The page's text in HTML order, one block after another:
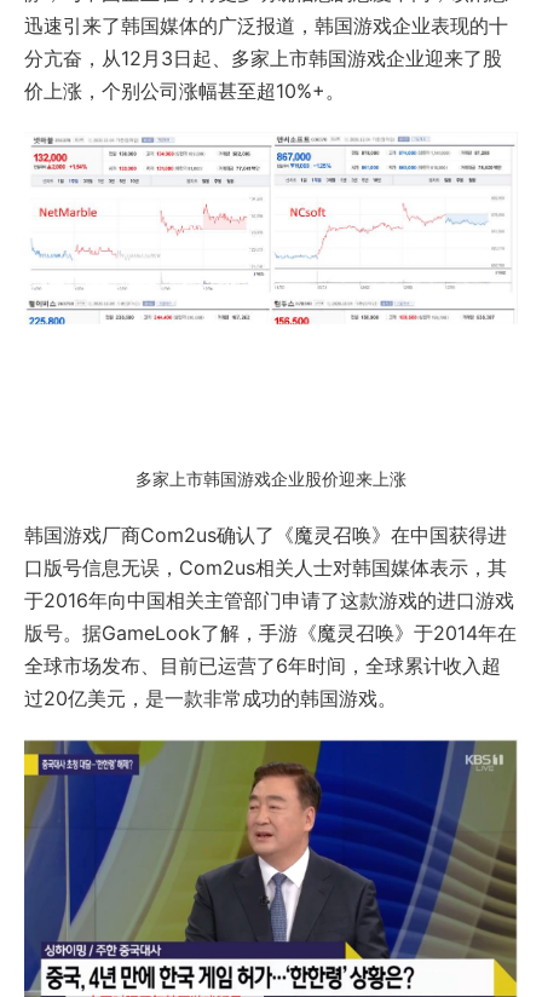
迅速引来了韩国媒体的广泛报道，韩国游戏企业表现的十
分亢奋，从12月3日起、多家上市韩国游戏企业迎来了股
价上涨，个别公司涨幅甚至超10%+。
多家上市韩国游戏企业股价迎来上涨
韩国游戏厂商Com2us确认了《魔灵召唤》在中国获得进
口版号信息无误，Com2us相关人士对韩国媒体表示，其
于2016年向中国相关主管部门申请了这款游戏的进口游戏
版号。据GameLook了解，手游《魔灵召唤》于2014年在
全球市场发布、目前已运营了6年时间，全球累计收入超
过20亿美元，是一款非常成功的韩国游戏。